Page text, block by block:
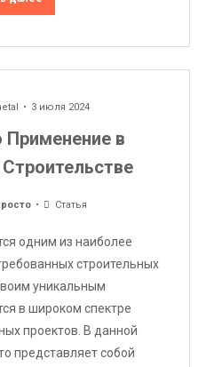
3 июля 2024
в
Статья
одним из наиболее
строительных
уникальным
в широком спектре
проектов. В данной
представляет собой